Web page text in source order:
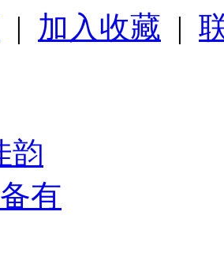
| 加入收藏 |